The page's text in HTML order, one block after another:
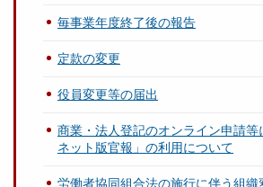
毎事業年度終了後の報告
定款の変更
役員変更等の届出
商業・法人登記のオンライン申請等
ネット版官報」の利用について
労働者協同組合法の施行に伴う組織